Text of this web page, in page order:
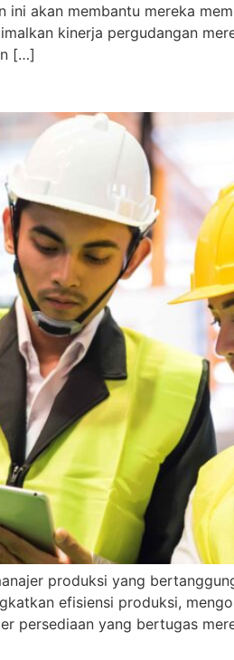
akan membantu mereka
kinerja pergudangan
[…]
produksi yang
efisiensi produksi,
persediaan yang bertugas